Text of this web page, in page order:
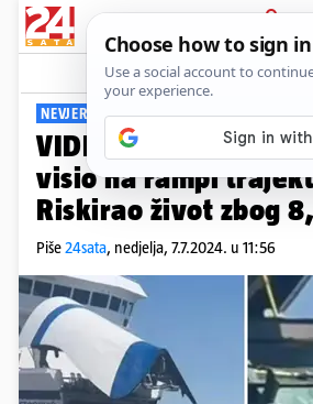
PRIJAVA
Viral
NEVJEROJATNE SCENE
VIDEO Otkrili zašto je
visio na rampi
Riskirao život zbog
Piše24sata, nedjelja, 7.7.2024. u 11:56